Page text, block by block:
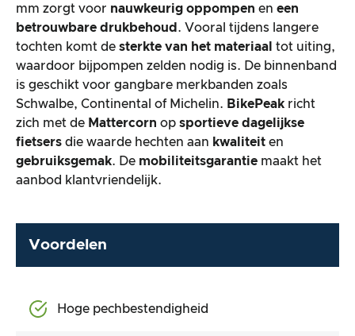
mm zorgt voor nauwkeurig oppompen en een
betrouwbare drukbehoud . Vooral tijdens langere
tochten komt de sterkte van het materiaal tot uiting,
waardoor bijpompen zelden nodig is. De binnenband
is geschikt voor gangbare merkbanden zoals
Schwalbe, Continental of Michelin. BikePeak richt
zich met de Mattercorn op sportieve dagelijkse
fietsers die waarde hechten aan kwaliteit en
gebruiksgemak. De mobiliteitsgarantie maakt het
aanbod klantvriendelijk.
Voordelen
Hoge pechbestendigheid